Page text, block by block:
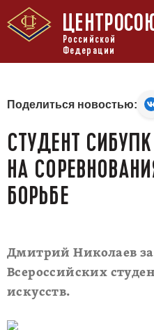
Российской
Федерации
Поделиться новостью:
СТУДЕНТ
НА
БОРЬБЕ
Дмитрий Николаев
Всероссийских
искусств.